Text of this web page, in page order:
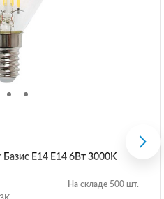
E14 E14 6Вт 3000K
На складе 500 шт.